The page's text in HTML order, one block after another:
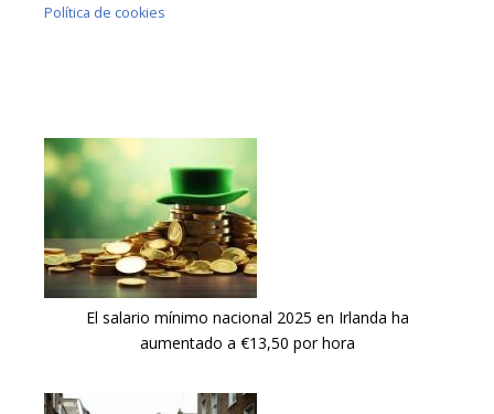
Política de cookies
El salario mínimo nacional 2025 en Irlanda ha
aumentado a €13,50 por hora